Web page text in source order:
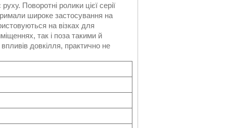
Поворотні ролики цієї серії
широке застосування на
на візках для
так і поза такими й
довкілля, практично не